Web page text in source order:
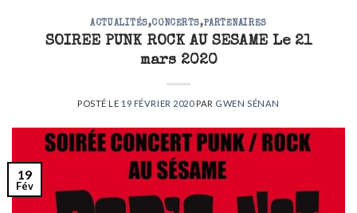
ACTUALITÉS,CONCERTS,PARTENAIRES
SOIREE PUNK ROCK AU SESAME Le 21
mars 2020
POSTÉ LE 19 FÉVRIER 2020PAR GWEN SÉNAN
19
Fév